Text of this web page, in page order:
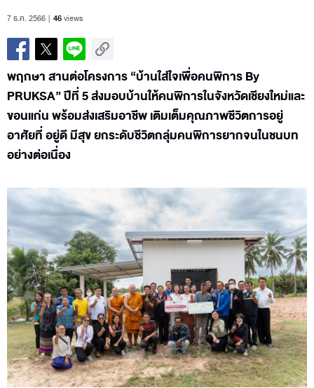
7 ธ.ค. 2566 46views
พฤกษา สานต่อโครงการ “บ้านใส่ใจเพื่อคนพิการ By
PRUKSA” ปีที่ 5 ส่งมอบบ้านให้คนพิการในจังหวัดเชียงใหม่และ
ขอนแก่น พร้อมส่งเสริมอาชีพ เติมเต็มคุณภาพชีวิตการอยู่
อาศัยที่ อยู่ดี มีสุข ยกระดับชีวิตกลุ่มคนพิการยากจนในชนบท
อย่างต่อเนื่อง